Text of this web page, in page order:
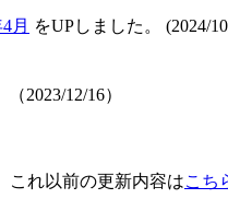
月 をUPしました。 (2024/
2023/12/16）
これ以前の更新内容はこち